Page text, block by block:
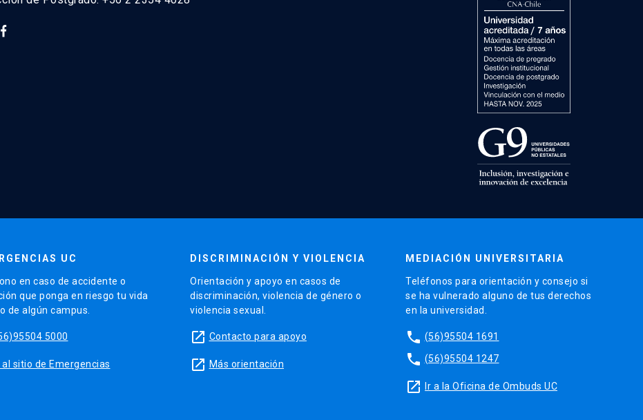
UC
en caso de accidente o
que ponga en riesgo tu vida
de algún campus.
5000
al sitio de Emergencias
DISCRIMINACIÓN Y VIOLENCIA
Orientación y apoyo en casos de
discriminación, violencia de género o
violencia sexual.
launch Contacto para apoyo
launch Más orientación
MEDIACIÓN UNIVERSITARIA
Teléfonos para orientación y consejo si
se ha vulnerado alguno de tus derechos
en la universidad.
phone (56)95504 1691
phone (56)95504 1247
launch Ir a la Oficina de Ombuds UC